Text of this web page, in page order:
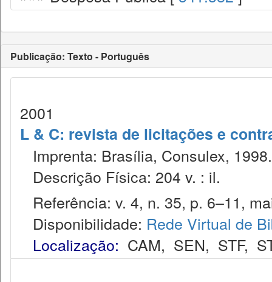
Publicação: Texto - Português
2001
L & C: revista de licitações e
Imprenta: Brasília, Consulex, 1998.
Descrição Física: 204 v. : il.
Referência: v. 4, n. 35, p. 6–11,
Disponibilidade: Rede Virtual de
Localização: CAM, SEN, STF,